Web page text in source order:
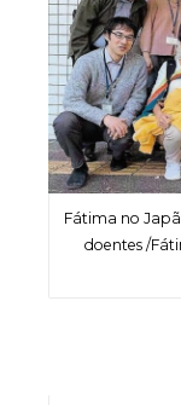
Fátima no
doentes /